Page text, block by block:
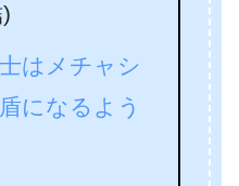
はメチャシ
になるよう